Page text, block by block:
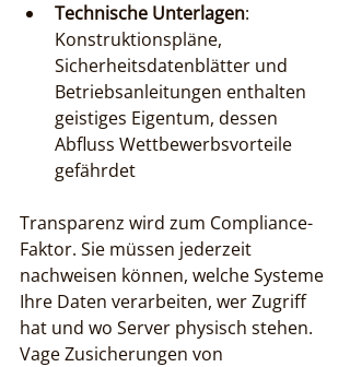
Technische Unterlagen:
Konstruktionspläne,
Sicherheitsdatenblätter und
Betriebsanleitungen enthalten
geistiges Eigentum, dessen
Abfluss Wettbewerbsvorteile
gefährdet
Transparenz wird zum Compliance-
Faktor. Sie müssen jederzeit
nachweisen können, welche Systeme
Ihre Daten verarbeiten, wer Zugriff
hat und wo Server physisch stehen.
Vage Zusicherungen von